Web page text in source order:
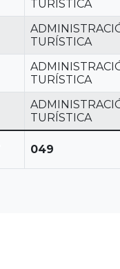
TURÍSTICA
TURÍSTICA
TURÍSTICA
TURÍSTICA
049